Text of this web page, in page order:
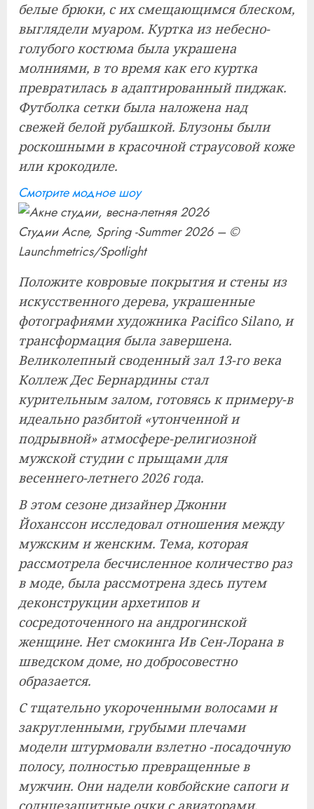
белые брюки, с их смещающимся блеском,
выглядели муаром. Куртка из небесно-
голубого костюма была украшена
молниями, в то время как его куртка
превратилась в адаптированный пиджак.
Футболка сетки была наложена над
свежей белой рубашкой. Блузоны были
роскошными в красочной страусовой коже
или крокодиле.
Смотрите модное шоу
Студии Acne, Spring -Summer 2026 – ©
Launchmetrics/Spotlight
Положите ковровые покрытия и стены из
искусственного дерева, украшенные
фотографиями художника Pacifico Silano, и
трансформация была завершена.
Великолепный своденный зал 13-го века
Коллеж Дес Бернардины стал
курительным залом, готовясь к примеру-в
идеально разбитой «утонченной и
подрывной» атмосфере-религиозной
мужской студии с прыщами для
весеннего-летнего 2026 года.
В этом сезоне дизайнер Джонни
Йоханссон исследовал отношения между
мужским и женским. Тема, которая
рассмотрела бесчисленное количество раз
в моде, была рассмотрена здесь путем
деконструкции архетипов и
сосредоточенного на андрогинской
женщине. Нет смокинга Ив Сен-Лорана в
шведском доме, но добросовестно
образается.
С тщательно укороченными волосами и
закругленными, грубыми плечами
модели штурмовали взлетно -посадочную
полосу, полностью превращенные в
мужчин. Они надели ковбойские сапоги и
солнцезащитные очки с авиаторами,